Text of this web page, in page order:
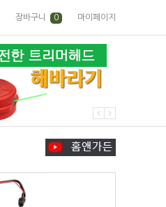
장바구니 0 마이페이지